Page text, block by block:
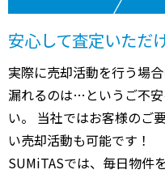
安心して査定いただ
実際に売却活動を行う場
漏れるのは…というご不
い。 当社ではお客様のご
い売却活動も可能です！
SUMiTASでは、毎日物件